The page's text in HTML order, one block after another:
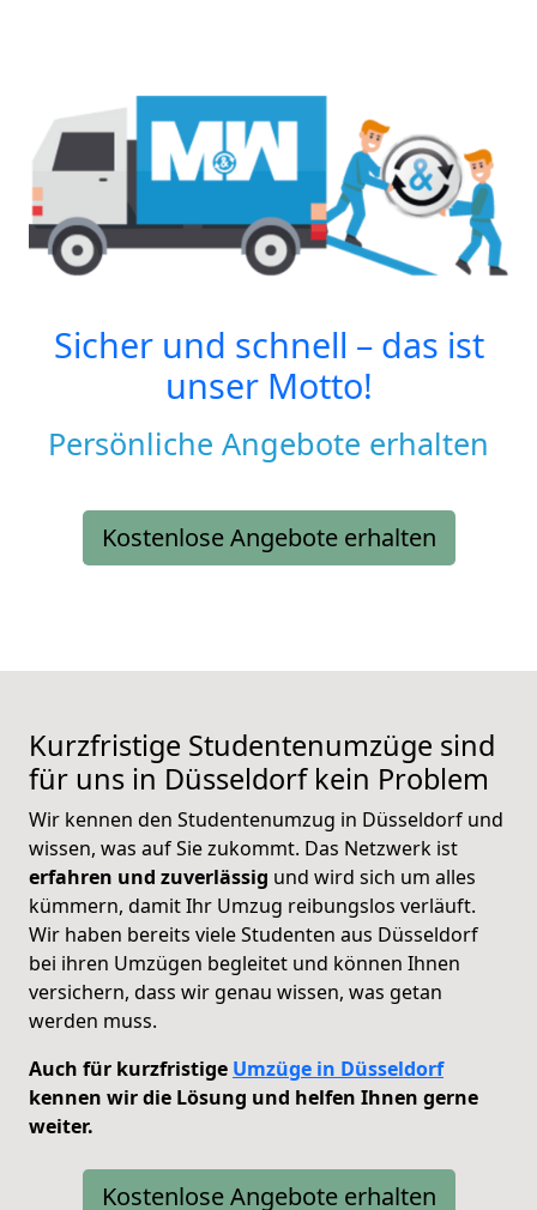
Sicher und schnell – das ist
unser Motto!
Persönliche Angebote erhalten
Kostenlose Angebote erhalten
Kurzfristige Studentenumzüge sind
für uns in Düsseldorf kein Problem
Wir kennen den Studentenumzug in Düsseldorf und
wissen, was auf Sie zukommt. Das Netzwerk ist
erfahren und zuverlässig und wird sich um alles
kümmern, damit Ihr Umzug reibungslos verläuft.
Wir haben bereits viele Studenten aus Düsseldorf
bei ihren Umzügen begleitet und können Ihnen
versichern, dass wir genau wissen, was getan
werden muss.
Auch für kurzfristige Umzüge in Düsseldorf
kennen wir die Lösung und helfen Ihnen gerne
weiter.
Kostenlose Angebote erhalten